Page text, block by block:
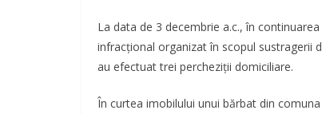
La data de 3 decembrie a.c., în
infracţional organizat în scopul sustragerii
au efectuat trei percheziţii domiciliare.
În curtea imobilului unui bărbat din